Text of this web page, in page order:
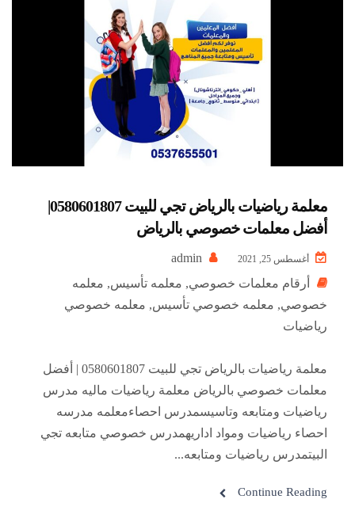
معلمة رياضيات بالرياض تجي للبيت 0580601807|
أفضل معلمات خصوصي بالرياض
أغسطس 25, 2021
أرقام معلمات خصوصي, معلمه تأسيس, معلمه
خصوصي, معلمه خصوصي تأسيس, معلمه خصوصي
رياضيات
معلمة رياضيات بالرياض تجي للبيت 0580601807 | أفضل
معلمات خصوصي بالرياض معلمة رياضيات ماليه مدرس
رياضيات ومتابعه وتاسيسمدرس احصاءمعلمه مدرسه
احصاء رياضيات ومواد اداريهمدرس خصوصي متابعه تجي
البيتمدرس رياضيات ومتابعه...
Continue Reading